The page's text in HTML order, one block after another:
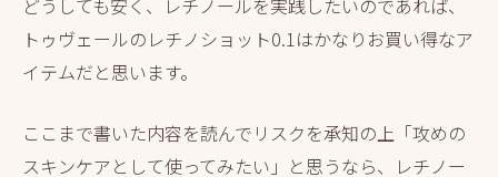
トゥヴェールのレチノショット0.1はかなりお買い得なア
イテムだと思います。
ここまで書いた内容を読んでリスクを承知の上「攻めの
スキンケアとして使ってみたい」と思うなら、レチノー